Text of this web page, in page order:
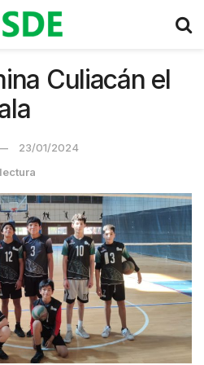
Culiacán el
23/01/2024